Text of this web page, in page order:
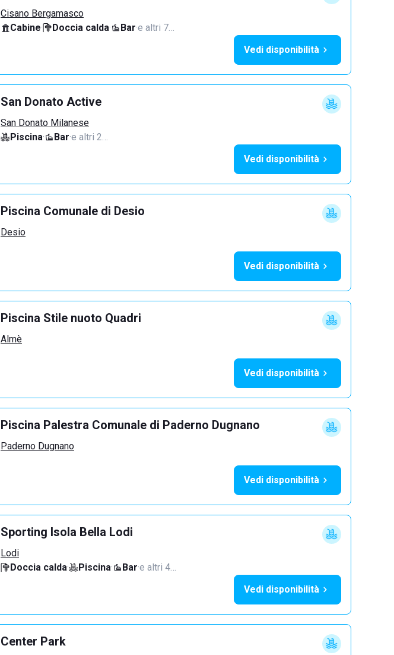
Cisano Bergamasco
Cabine· Doccia calda· Bar·e altri 7…
Vedi disponibilità
San Donato Active
San Donato Milanese
Piscina· Bar·e altri 2…
Vedi disponibilità
Piscina Comunale di Desio
Desio
Vedi disponibilità
Piscina Stile nuoto Quadri
Almè
Vedi disponibilità
Piscina Palestra Comunale di Paderno Dugnano
Paderno Dugnano
Vedi disponibilità
Sporting Isola Bella Lodi
Lodi
Doccia calda· Piscina· Bar·e altri 4…
Vedi disponibilità
Center Park